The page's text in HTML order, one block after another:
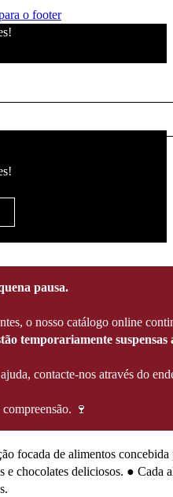
o footer
pausa.
o nosso catálogo online
temporariamente suspensas
contacte-nos através do
🍷
focada de alimentos
e chocolates deliciosos. ● Cada